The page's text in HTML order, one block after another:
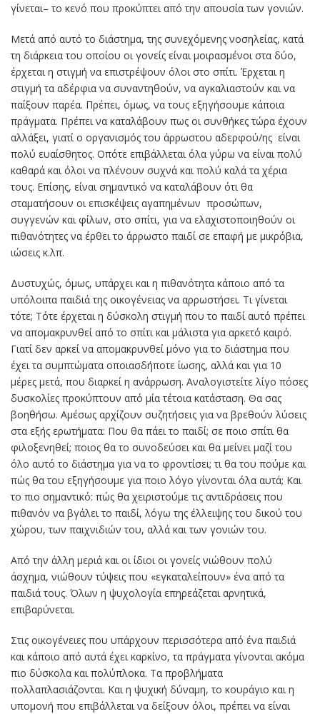
γίνεται– το κενό που προκύπτει από την απουσία των γονιών.
Μετά από αυτό το διάστημα, της συνεχόμενης νοσηλείας, κατά
τη διάρκεια του οποίου οι γονείς είναι μοιρασμένοι στα δύο,
έρχεται η στιγμή να επιστρέψουν όλοι στο σπίτι. Έρχεται η
στιγμή τα αδέρφια να συναντηθούν, να αγκαλιαστούν και να
παίξουν παρέα. Πρέπει, όμως, να τους εξηγήσουμε κάποια
πράγματα. Πρέπει να καταλάβουν πως οι συνθήκες τώρα έχουν
αλλάξει, γιατί ο οργανισμός του άρρωστου αδερφού/ης είναι
πολύ ευαίσθητος. Οπότε επιβάλλεται όλα γύρω να είναι πολύ
καθαρά και όλοι να πλένουν συχνά και πολύ καλά τα χέρια
τους. Επίσης, είναι σημαντικό να καταλάβουν ότι θα
σταματήσουν οι επισκέψεις αγαπημένων προσώπων,
συγγενών και φίλων, στο σπίτι, για να ελαχιστοποιηθούν οι
πιθανότητες να έρθει το άρρωστο παιδί σε επαφή με μικρόβια,
ιώσεις κ.λπ.
Δυστυχώς, όμως, υπάρχει και η πιθανότητα κάποιο από τα
υπόλοιπα παιδιά της οικογένειας να αρρωστήσει. Τι γίνεται
τότε; Τότε έρχεται η δύσκολη στιγμή που το παιδί αυτό πρέπει
να απομακρυνθεί από το σπίτι και μάλιστα για αρκετό καιρό.
Γιατί δεν αρκεί να απομακρυνθεί μόνο για το διάστημα που
έχει τα συμπτώματα οποιασδήποτε ίωσης, αλλά και για 10
μέρες μετά, που διαρκεί η ανάρρωση. Αναλογιστείτε λίγο πόσες
δυσκολίες προκύπτουν από μία τέτοια κατάσταση. Θα σας
βοηθήσω. Αμέσως αρχίζουν συζητήσεις για να βρεθούν λύσεις
στα εξής ερωτήματα: Που θα πάει το παιδί; σε ποιο σπίτι θα
φιλοξενηθεί; ποιος θα το συνοδεύσει και θα μείνει μαζί του
όλο αυτό το διάστημα για να το φροντίσει; τι θα του πούμε και
πώς θα του εξηγήσουμε για ποιο λόγο γίνονται όλα αυτά; Και
το πιο σημαντικό: πώς θα χειριστούμε τις αντιδράσεις που
πιθανόν να βγάλει το παιδί, λόγω της έλλειψης του δικού του
χώρου, των παιχνιδιών του, αλλά και των γονιών του.
Από την άλλη μεριά και οι ίδιοι οι γονείς νιώθουν πολύ
άσχημα, νιώθουν τύψεις που «εγκαταλείπουν» ένα από τα
παιδιά τους. Όλων η ψυχολογία επηρεάζεται αρνητικά,
επιβαρύνεται.
Στις οικογένειες που υπάρχουν περισσότερα από ένα παιδιά
και κάποιο από αυτά έχει καρκίνο, τα πράγματα γίνονται ακόμα
πιο δύσκολα και πολύπλοκα. Τα προβλήματα
πολλαπλασιάζονται. Και η ψυχική δύναμη, το κουράγιο και η
υπομονή που επιβάλλεται να δείξουν όλοι, πρέπει να είναι